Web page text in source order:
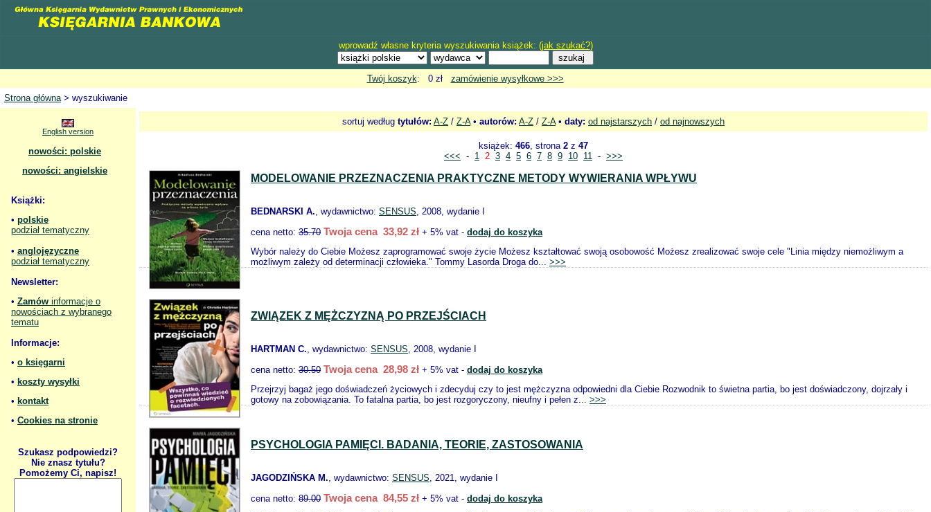
wprowadź własne kryteria wyszukiwania książek: (jak szukać?)
Twój koszyk: 0 zł zamówienie wysyłkowe >>>
Strona główna> wyszukiwanie
English version
nowości: polskie
nowości: angielskie
Książki:
• polskie
podział tematyczny
• anglojęzyczne
podział tematyczny
Newsletter:
• Zamów informacje o
nowościach z wybranego
tematu
Informacje:
• o księgarni
• koszty wysyłki
• kontakt
• Cookies na stronie
Szukasz podpowiedzi?
Nie znasz tytułu?
Pomożemy Ci, napisz!
sortuj według tytułów: A-Z / Z-A• autorów: A-Z / Z-A• daty: od najstarszych / od najnowszych
książek: 466, strona 2 z 47
<<< - 1 2 3 4 5 6 7 8 9 10 11 - >>>
MODELOWANIE PRZEZNACZENIA PRAKTYCZNE METODY WYWIERANIA WPŁYWU
BEDNARSKI A., wydawnictwo: SENSUS, 2008, wydanie I
cena netto: 35.70 Twoja cena 33,92 zł + 5% vat - dodaj do koszyka
Wybór należy do Ciebie Możesz zaprogramować swoje życie Możesz kształtować swoją osobowość Możesz zrealizować swoje cele "Linia między niemożliwym a
możliwym zależy od determinacji człowieka." Tommy Lasorda Droga do... >>>
ZWIĄZEK Z MĘŻCZYZNĄ PO PRZEJŚCIACH
HARTMAN C., wydawnictwo: SENSUS, 2008, wydanie I
cena netto: 30.50 Twoja cena 28,98 zł + 5% vat - dodaj do koszyka
Przejrzyj bagaż jego doświadczeń życiowych i zdecyduj czy to jest mężczyzna odpowiedni dla Ciebie Rozwodnik to świetna partia, bo jest doświadczony, dojrzały i
gotowy na zobowiązania. To fatalna partia, bo jest rozgoryczony, nieufny i pełen z... >>>
PSYCHOLOGIA PAMIĘCI. BADANIA, TEORIE, ZASTOSOWANIA
JAGODZIŃSKA M., wydawnictwo: SENSUS, 2021, wydanie I
cena netto: 89.00 Twoja cena 84,55 zł + 5% vat - dodaj do koszyka